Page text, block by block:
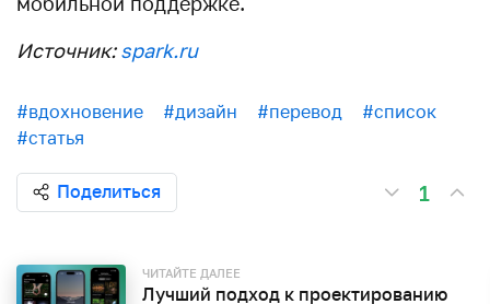
Источник:spark.ru
#вдохновение #дизайн #перевод
#список
#статья
Поделиться 1
ЧИТАЙТЕ ДАЛЕЕ
Лучший подход к проектированию